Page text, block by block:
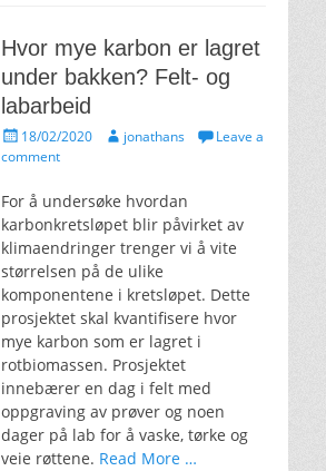
Hvor mye karbon er lagret
under bakken? Felt- og
labarbeid
Posted
on
18/02/2020 Authorjonathans
Leave a
comment
For å undersøke hvordan
karbonkretsløpet blir påvirket av
klimaendringer trenger vi å vite
størrelsen på de ulike
komponentene i kretsløpet. Dette
prosjektet skal kvantifisere hvor
mye karbon som er lagret i
rotbiomassen. Prosjektet
innebærer en dag i felt med
oppgraving av prøver og noen
dager på lab for å vaske, tørke og
veie røttene. Read More …